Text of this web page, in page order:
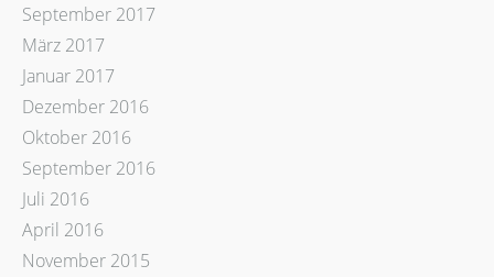
September 2017
März 2017
Januar 2017
Dezember 2016
Oktober 2016
September 2016
Juli 2016
April 2016
November 2015